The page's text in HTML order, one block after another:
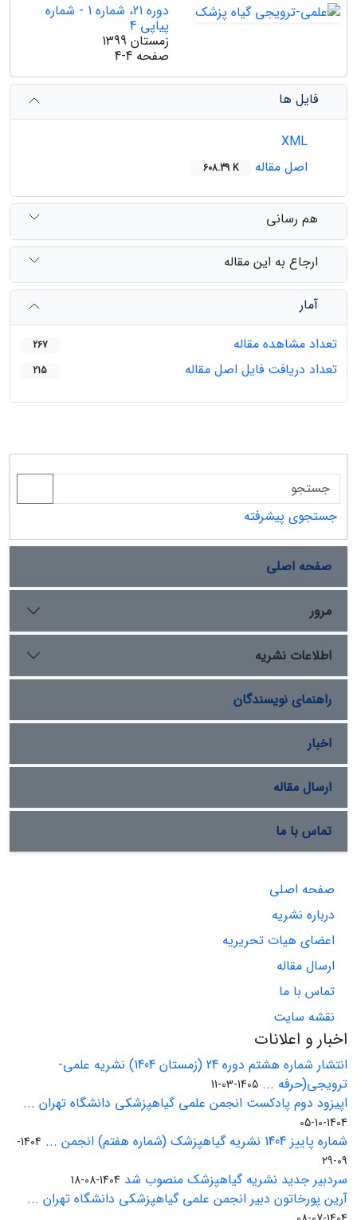
دوره 21، شماره 1 - شماره
پیاپی 4
زمستان 1399
صفحه 4-4
فایل ها
اصل مقاله
608.39 K
هم رسانی
ارجاع به این مقاله
آمار
تعداد مشاهده مقاله
267
تعداد دریافت فایل اصل مقاله 215
جستجوی پیشرفته
صفحه اصلی
مرور
اطلاعات نشریه
راهنمای نویسندگان
اخبار
ارسال مقاله
تماس با ما
صفحه اصلی
درباره نشریه
اعضای هیات تحریریه
ارسال مقاله
تماس با ما
نقشه سایت
اخبار و اعلانات
انتشار شماره هشتم دوره 24 (زمستان 1404) نشریه علمی-
ترویجی(حرفه ... 1405-03-11
اپیزود دوم پادکست انجمن علمی گیاهپزشکی دانشگاه تهران ...
1404-10-05
شماره پاییز 1404 نشریه گیاهپزشک (شماره هفتم) انجمن ...
1404-
09-29
سردبیر جدید نشریه گیاهپزشک منصوب شد 1404-08-18
آرین پورخاتون دبیر انجمن علمی گیاهپزشکی دانشگاه تهران ...